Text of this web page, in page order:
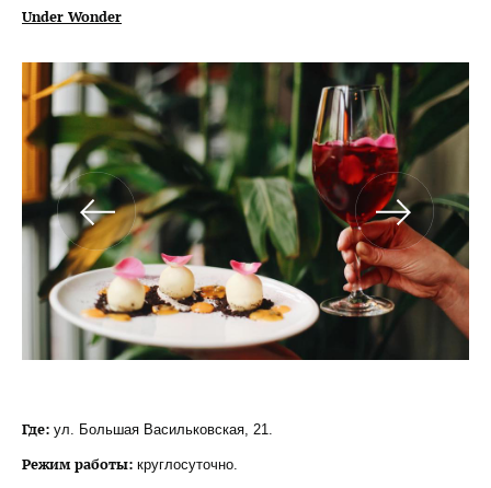
Under Wonder
Где: ул. Большая Васильковская, 21.
Режим работы: круглосуточно.